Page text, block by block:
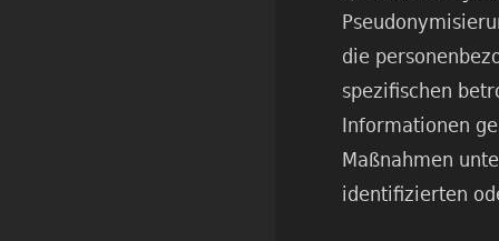
die
spezifischen
Informationen
Maßnahmen
identifizierten